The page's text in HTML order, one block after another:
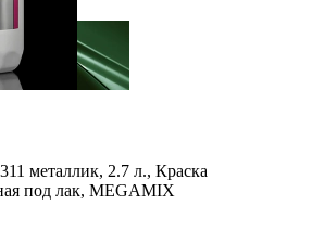
металлик, 2.7 л., Краска
под лак, MEGAMIX